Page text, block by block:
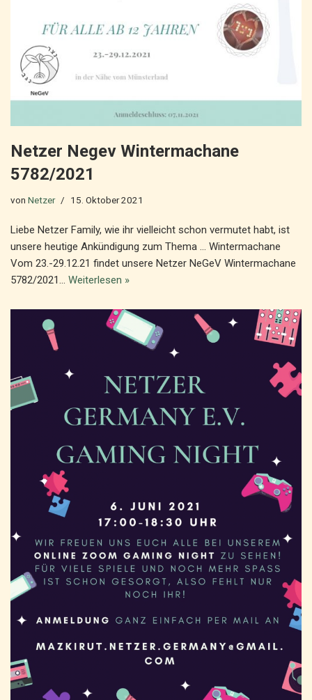
Netzer Negev Wintermachane
5782/2021
von Netzer 15. Oktober 2021
Liebe Netzer Family, wie ihr vielleicht schon vermutet habt, ist
unsere heutige Ankündigung zum Thema … Wintermachane
Vom 23.-29.12.21 findet unsere Netzer NeGeV Wintermachane
5782/2021… Weiterlesen »